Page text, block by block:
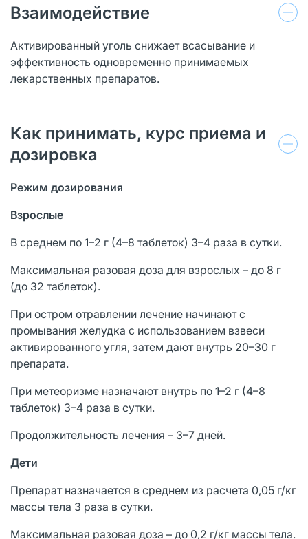
Взаимодействие
Активированный уголь снижает всасывание и
эффективность одновременно принимаемых
лекарственных препаратов.
Как принимать, курс приема и
дозировка
Режим дозирования
Взрослые
В среднем по 1–2 г (4–8 таблеток) 3–4 раза в сутки.
Максимальная разовая доза для взрослых – до 8 г
(до 32 таблеток).
При остром отравлении лечение начинают с
промывания желудка с использованием взвеси
активированного угля, затем дают внутрь 20–30 г
препарата.
При метеоризме назначают внутрь по 1–2 г (4–8
таблеток) 3–4 раза в сутки.
Продолжительность лечения – 3–7 дней.
Дети
Препарат назначается в среднем из расчета 0,05 г/кг
массы тела 3 раза в сутки.
Максимальная разовая доза – до 0,2 г/кг массы тела.